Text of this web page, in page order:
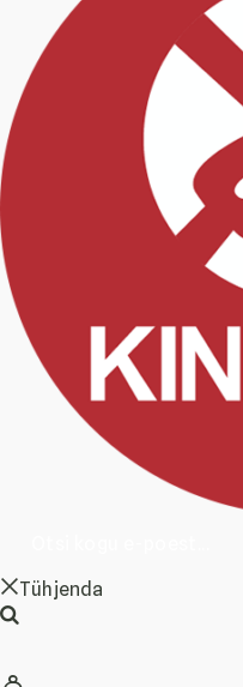
Tühjenda